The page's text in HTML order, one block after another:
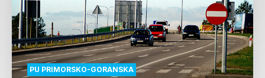
PU PRIMORSKO-GORANSKA